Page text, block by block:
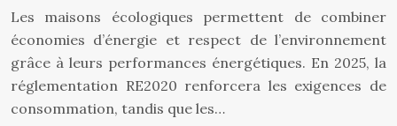
Les maisons écologiques permettent de combiner
économies d’énergie et respect de l’environnement
grâce à leurs performances énergétiques. En 2025, la
réglementation RE2020 renforcera les exigences de
consommation, tandis que les…